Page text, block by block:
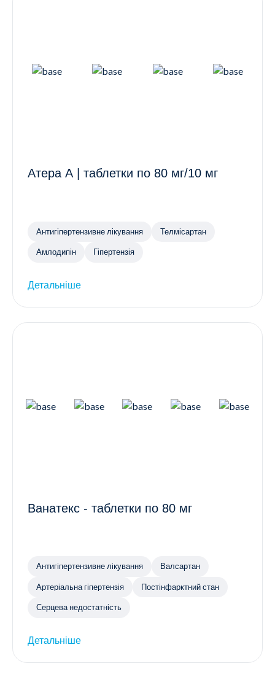
Атера А | таблетки по 80 мг/10 мг
Антигіпертензивне лікування Телмісартан
Амлодипін Гіпертензія
Детальніше
Ванатекс - таблетки по 80 мг
Антигіпертензивне лікування Валсартан
Артеріальна гіпертензія Постінфарктний стан
Серцева недостатність
Детальніше